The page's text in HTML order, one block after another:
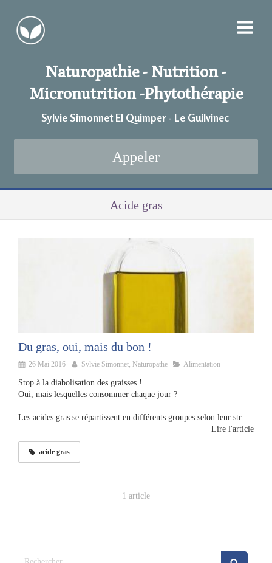
Naturopathie - Nutrition -
Micronutrition -Phytothérapie
Sylvie Simonnet EI Quimper - Le Guilvinec
Appeler
Acide gras
Du gras, oui, mais du bon !
26 Mai 2016 Sylvie Simonnet, Naturopathe Alimentation
Stop à la diabolisation des graisses !
Oui, mais lesquelles consommer chaque jour ?
Les acides gras se répartissent en différents groupes selon leur str...
Lire l'article
acide gras
1 article
Rechercher